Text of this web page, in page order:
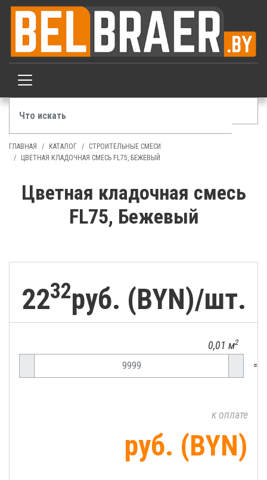
ГЛАВНАЯ КАТАЛОГ
СТРОИТЕЛЬНЫЕ СМЕСИ
ЦВЕТНАЯ КЛАДОЧНАЯ СМЕСЬ FL75, БЕЖЕВЫЙ
Цветная кладочная смесь
FL75, Бежевый
2232руб. (BYN)/шт.
0,01 м2
=
к оплате
руб. (BYN)